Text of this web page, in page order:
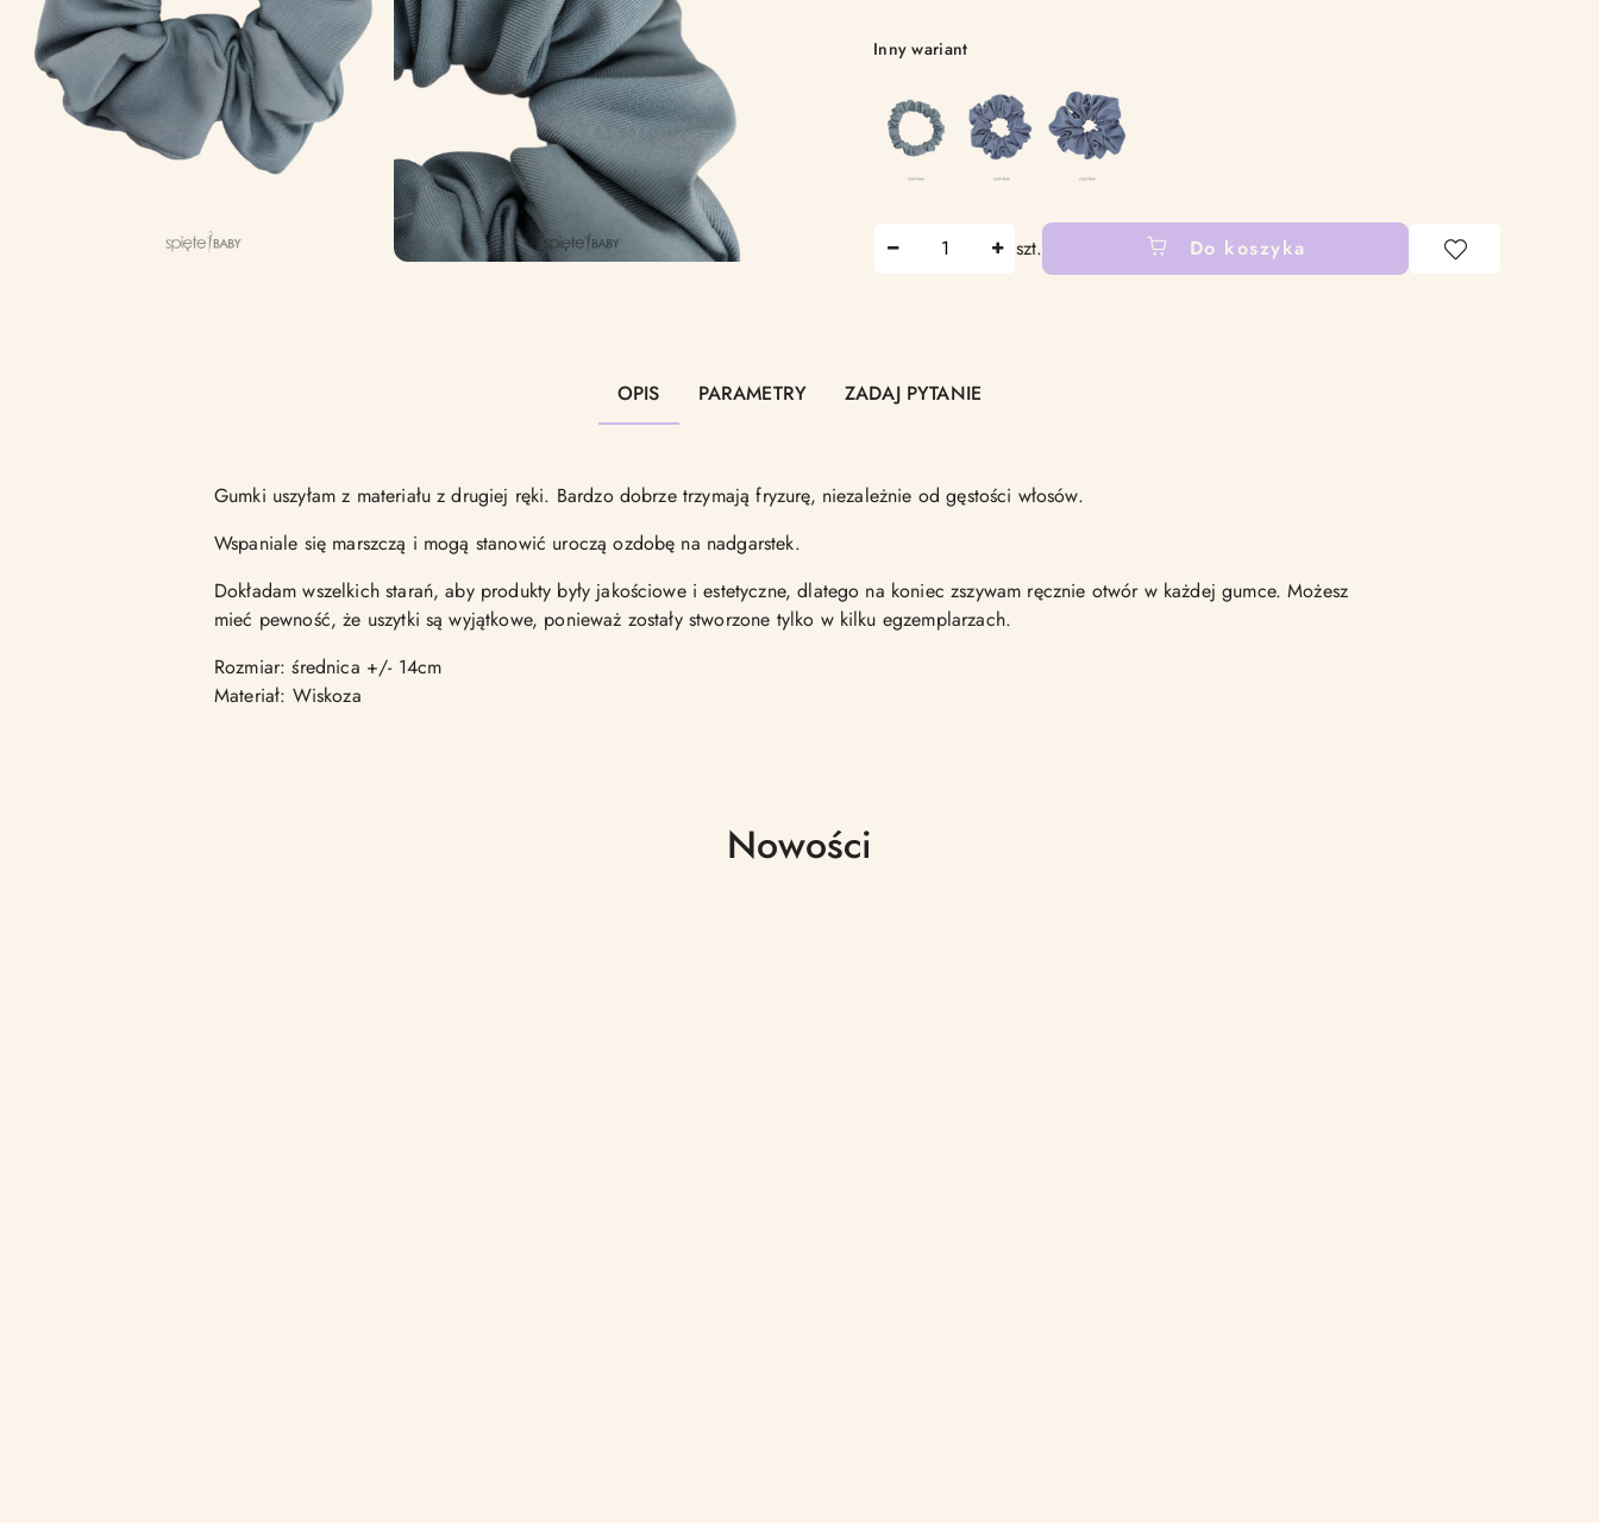
Wariant
Inny wariant
szt. Do koszyka
dostawa
OPIS PARAMETRY ZADAJ PYTANIE
Gumki uszyłam z materiału z drugiej ręki. Bardzo dobrze trzymają fryzurę, niezależnie od gęstości włosów.
Wspaniale się marszczą i mogą stanowić uroczą ozdobę na nadgarstek.
Dokładam wszelkich starań, aby produkty były jakościowe i estetyczne, dlatego na koniec zszywam ręcznie otwór w każdej gumce. Możesz
mieć pewność, że uszytki są wyjątkowe, ponieważ zostały stworzone tylko w kilku egzemplarzach.
Rozmiar: średnica +/- 14cm
Materiał: Wiskoza
Produkty
Nowości